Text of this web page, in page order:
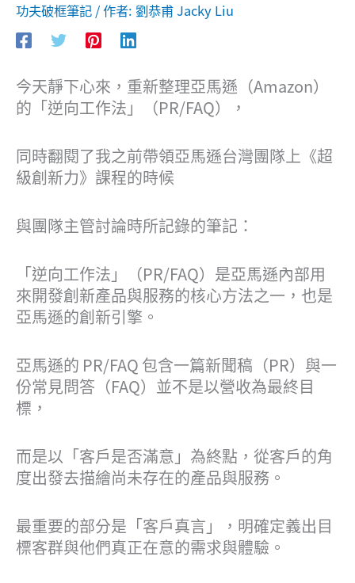
功夫破框筆記 / 作者: 劉恭甫 Jacky Liu
今天靜下心來，重新整理亞馬遜（Amazon）
的「逆向工作法」（PR/FAQ），
同時翻閱了我之前帶領亞馬遜台灣團隊上《超
級創新力》課程的時候
與團隊主管討論時所記錄的筆記：
「逆向工作法」（PR/FAQ）是亞馬遜內部用
來開發創新產品與服務的核心方法之一，也是
亞馬遜的創新引擎。
亞馬遜的 PR/FAQ 包含一篇新聞稿（PR）與一
份常見問答（FAQ）並不是以營收為最終目
標，
而是以「客戶是否滿意」為終點，從客戶的角
度出發去描繪尚未存在的產品與服務。
最重要的部分是「客戶真言」，明確定義出目
標客群與他們真正在意的需求與體驗。